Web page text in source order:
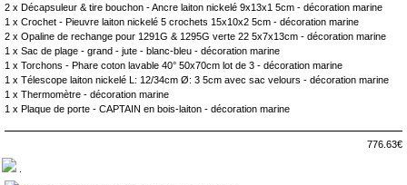
2 x Décapsuleur & tire bouchon - Ancre laiton nickelé 9x13x1 5cm - décoration marine
1 x Crochet - Pieuvre laiton nickelé 5 crochets 15x10x2 5cm - décoration marine
2 x Opaline de rechange pour 1291G & 1295G verte 22 5x7x13cm - décoration marine
1 x Sac de plage - grand - jute - blanc-bleu - décoration marine
1 x Torchons - Phare coton lavable 40° 50x70cm lot de 3 - décoration marine
1 x Télescope laiton nickelé L: 12/34cm Ø: 3 5cm avec sac velours - décoration marine
1 x Thermomètre - décoration marine
1 x Plaque de porte - CAPTAIN en bois-laiton - décoration marine
776.63€